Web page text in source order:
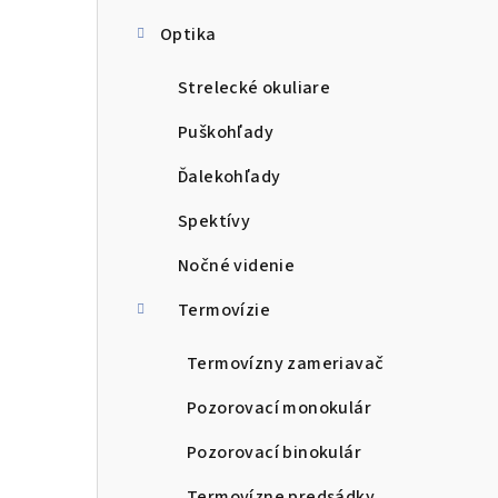
Optika
Strelecké okuliare
Puškohľady
Ďalekohľady
Spektívy
Nočné videnie
Termovízie
Termovízny zameriavač
Pozorovací monokulár
Pozorovací binokulár